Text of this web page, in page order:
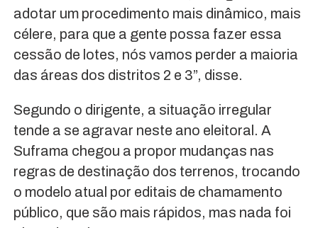
adotar um procedimento mais dinâmico, mais
célere, para que a gente possa fazer essa
cessão de lotes, nós vamos perder a maioria
das áreas dos distritos 2 e 3”, disse.
Segundo o dirigente, a situação irregular
tende a se agravar neste ano eleitoral. A
Suframa chegou a propor mudanças nas
regras de destinação dos terrenos, trocando
o modelo atual por editais de chamamento
público, que são mais rápidos, mas nada foi